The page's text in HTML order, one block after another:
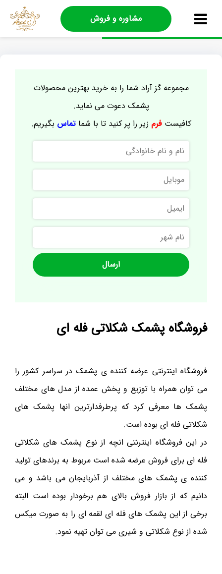
مشاوره و فروش
مجموعه گز آراد شما را به خرید بهترین محصولات
پشمک دعوت می نماید.
کافیستفرم زیر را پر کنید تا با شماتماس بگیریم.
نام
و
نام
خانوادگی
موبایل
ایمیل
نام
شهر
فروشگاه پشمک شکلاتی فله ای
فروشگاه اینترنتی عرضه کننده ی پشمک در سراسر کشور را
می توان همراه با توزیع و پخش عمده از مدل های مختلف
پشمک ها معرفی کرد که پرطرفدارترین انها پشمک های
شکلاتی فله ای بوده است.
در این فروشگاه اینترنتی انچه از نوع پشمک های شکلاتی
فله ای برای فروش عرضه شده است مربوط به برندهای تولید
کننده ی پشمک های مختلف از آذربایجان می باشد و می
دانیم که از بازار فروش بالای هم برخودار بوده است البته
برخی از این پشمک های فله ای لقمه ای را به صورت میکس
شده از نوع شکلاتی و شیری می توان تهیه نمود.